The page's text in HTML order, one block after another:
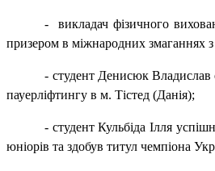
- викладач фізичного
призером в міжнародних змаганнях з
- студент Денисюк Владислав
пауерліфтингу в м. Тістед (Данія);
- студент Кульбіда Ілля
юніорів та здобув титул чемпіона